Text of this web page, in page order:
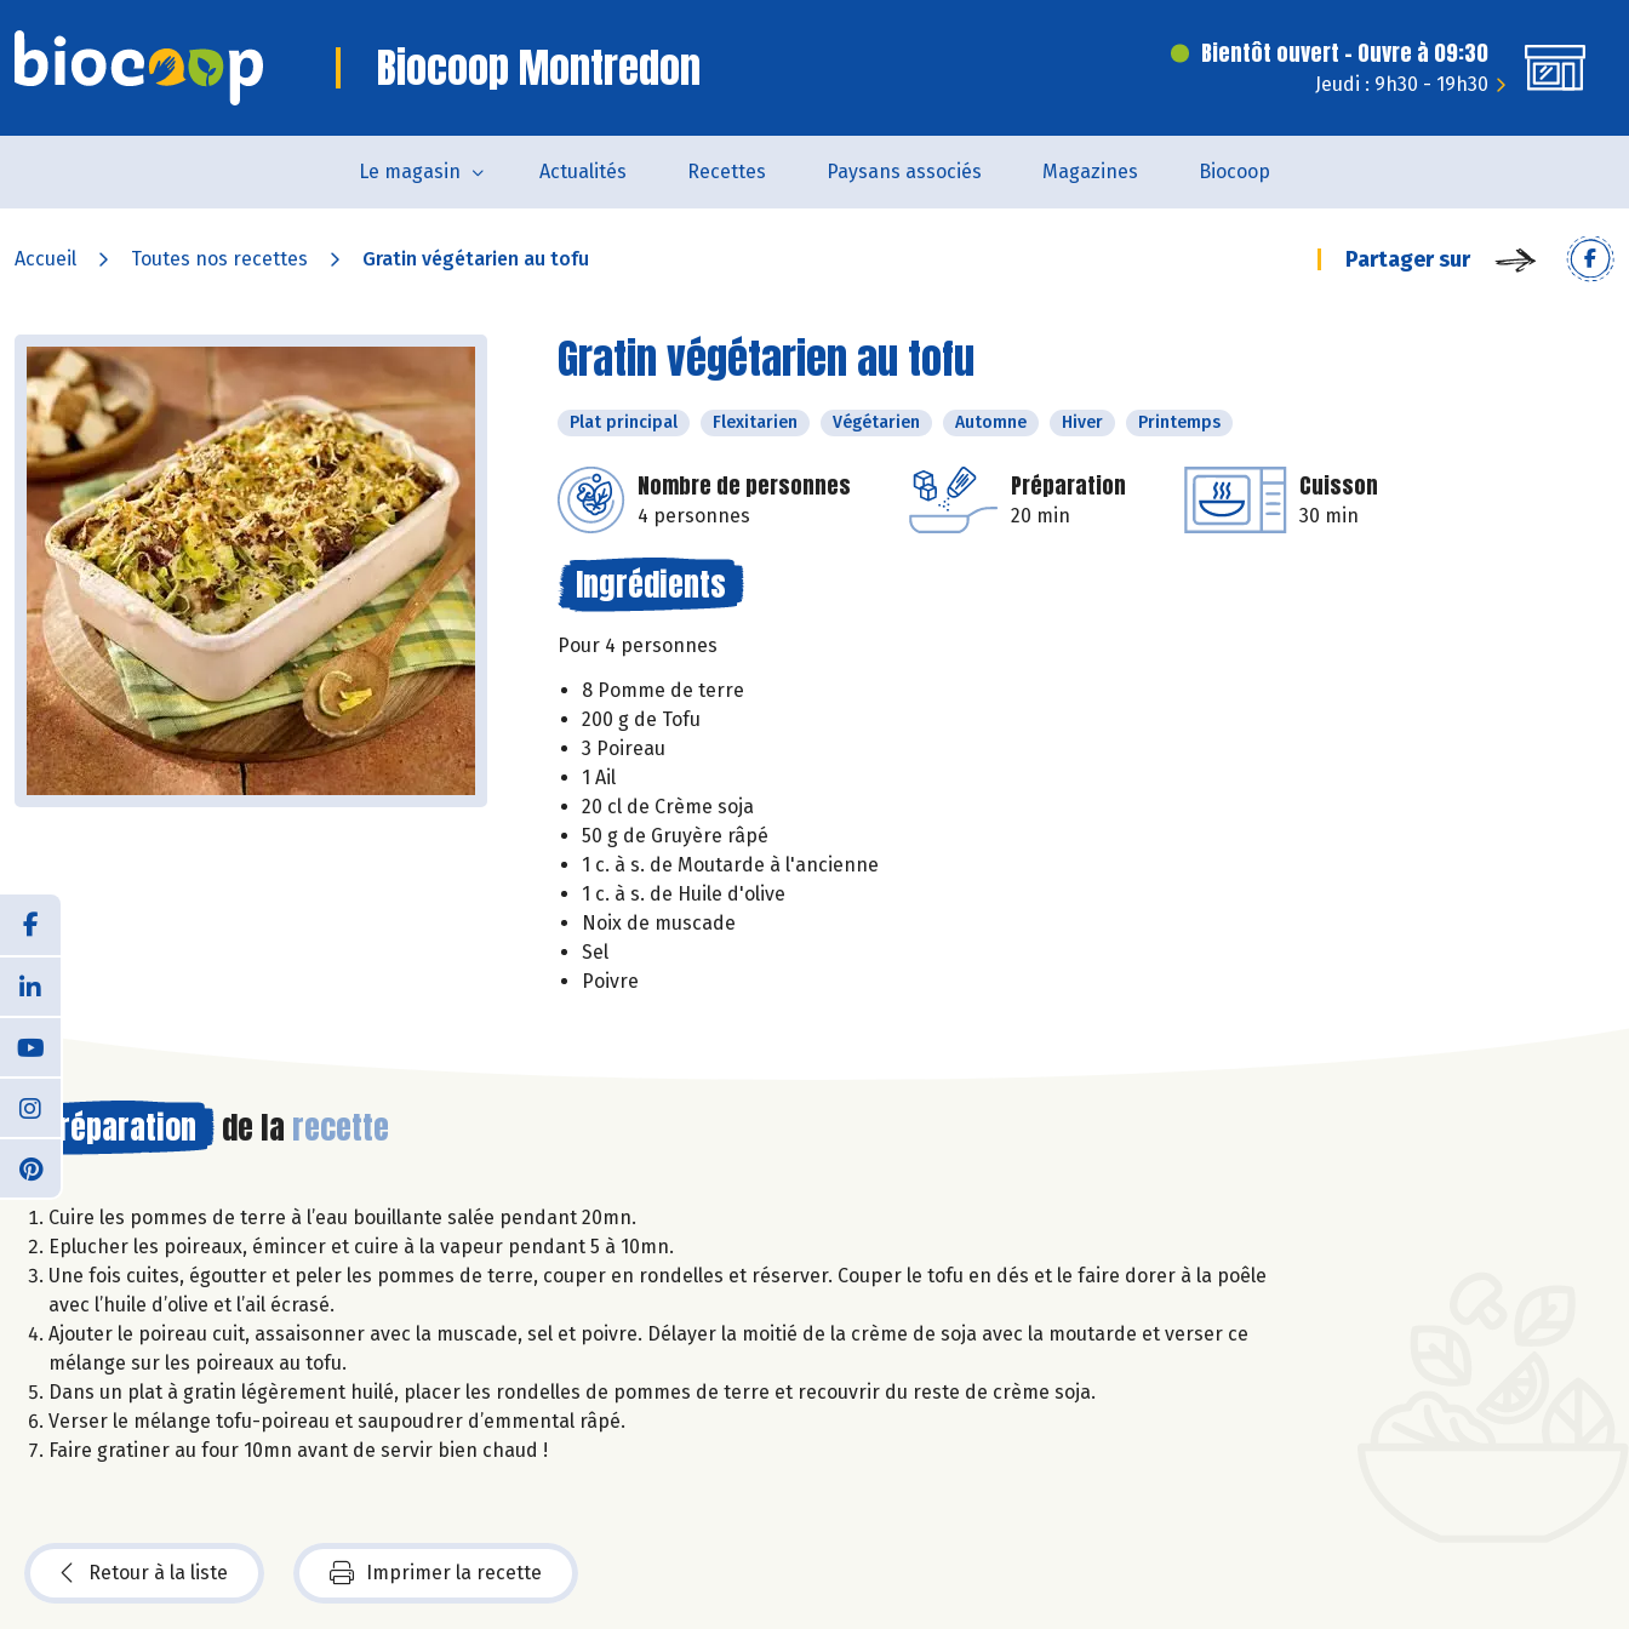
Biocoop Montredon Bientôt ouvert - Ouvre à 09:30
Jeudi : 9h30 - 19h30
Le magasin Actualités Recettes Paysans associés Magazines Biocoop
Accueil Toutes nos recettes Gratin végétarien au tofu Partager sur
Gratin végétarien au tofu
Plat principal Flexitarien Végétarien Automne Hiver Printemps
Nombre de personnes
4 personnes
Préparation
20 min
Cuisson
30 min
Ingrédients
Pour 4 personnes
8 Pomme de terre
200 g de Tofu
3 Poireau
1 Ail
20 cl de Crème soja
50 g de Gruyère râpé
1 c. à s. de Moutarde à l'ancienne
1 c. à s. de Huile d'olive
Noix de muscade
Sel
Poivre
Préparation de la recette
Cuire les pommes de terre à l’eau bouillante salée pendant 20mn.
Eplucher les poireaux, émincer et cuire à la vapeur pendant 5 à 10mn.
Une fois cuites, égoutter et peler les pommes de terre, couper en rondelles et réserver. Couper le tofu en dés et le faire dorer à la poêle
avec l’huile d’olive et l’ail écrasé.
Ajouter le poireau cuit, assaisonner avec la muscade, sel et poivre. Délayer la moitié de la crème de soja avec la moutarde et verser ce
mélange sur les poireaux au tofu.
Dans un plat à gratin légèrement huilé, placer les rondelles de pommes de terre et recouvrir du reste de crème soja.
Verser le mélange tofu-poireau et saupoudrer d’emmental râpé.
Faire gratiner au four 10mn avant de servir bien chaud !
Retour à la liste Imprimer la recette